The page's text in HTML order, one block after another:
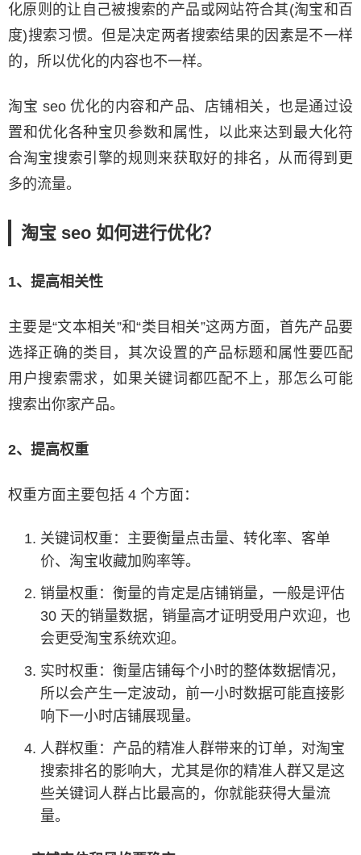
化原则的让自己被搜索的产品或网站符合其(淘宝和百
度)搜索习惯。但是决定两者搜索结果的因素是不一样
的，所以优化的内容也不一样。
淘宝 seo 优化的内容和产品、店铺相关，也是通过设
置和优化各种宝贝参数和属性，以此来达到最大化符
合淘宝搜索引擎的规则来获取好的排名，从而得到更
多的流量。
淘宝 seo 如何进行优化？
1、提高相关性
主要是“文本相关”和“类目相关”这两方面，首先产品要
选择正确的类目，其次设置的产品标题和属性要匹配
用户搜索需求，如果关键词都匹配不上，那怎么可能
搜索出你家产品。
2、提高权重
权重方面主要包括 4 个方面：
关键词权重：主要衡量点击量、转化率、客单
价、淘宝收藏加购率等。
销量权重：衡量的肯定是店铺销量，一般是评估
30 天的销量数据，销量高才证明受用户欢迎，也
会更受淘宝系统欢迎。
实时权重：衡量店铺每个小时的整体数据情况，
所以会产生一定波动，前一小时数据可能直接影
响下一小时店铺展现量。
人群权重：产品的精准人群带来的订单，对淘宝
搜索排名的影响大，尤其是你的精准人群又是这
些关键词人群占比最高的，你就能获得大量流
量。